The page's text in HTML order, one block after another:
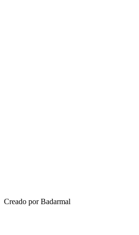
Creado por Badarmal